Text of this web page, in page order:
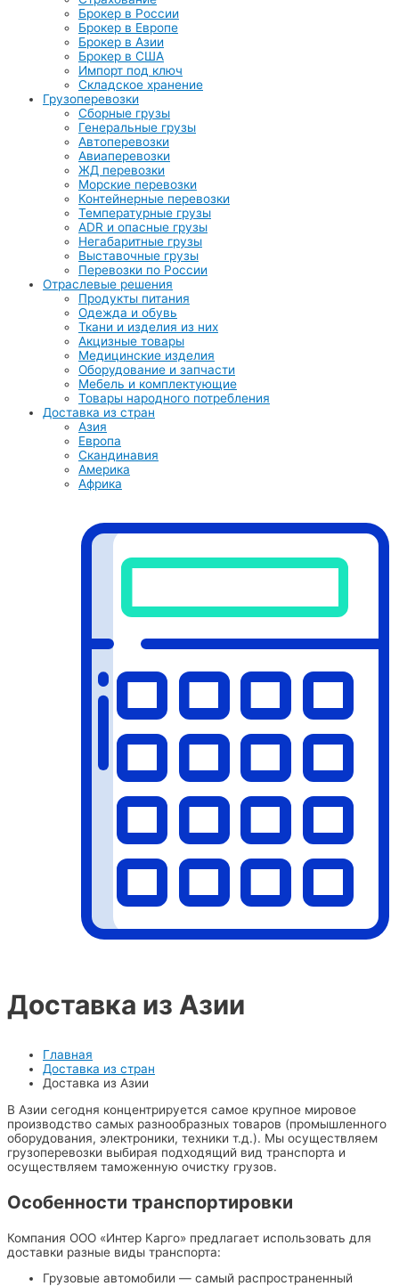
Брокер в России
Брокер в Европе
Брокер в Азии
Брокер в США
Импорт под ключ
Складское хранение
Грузоперевозки
Сборные грузы
Генеральные грузы
Автоперевозки
Авиаперевозки
ЖД перевозки
Морские перевозки
Контейнерные перевозки
Температурные грузы
ADR и опасные грузы
Негабаритные грузы
Выставочные грузы
Перевозки по России
Отраслевые решения
Продукты питания
Одежда и обувь
Ткани и изделия из них
Акцизные товары
Медицинские изделия
Оборудование и запчасти
Мебель и комплектующие
Товары народного потребления
Доставка из стран
Азия
Европа
Скандинавия
Америка
Африка
Доставка из Азии
Главная
Доставка из стран
Доставка из Азии
В Азии сегодня концентрируется самое крупное мировое
производство самых разнообразных товаров (промышленного
оборудования, электроники, техники т.д.). Мы осуществляем
грузоперевозки выбирая подходящий вид транспорта и
осуществляем таможенную очистку грузов.
Особенности транспортировки
Компания ООО «Интер Карго» предлагает использовать для
доставки разные виды транспорта:
Грузовые автомобили — самый распространенный